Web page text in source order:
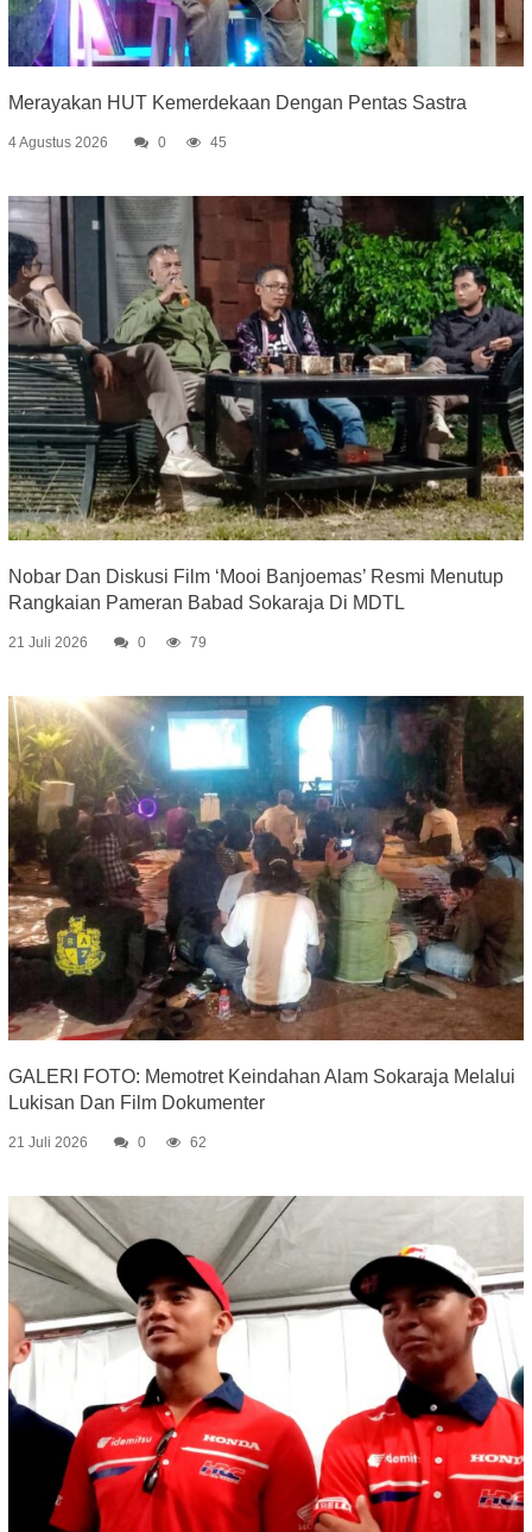
Merayakan HUT Kemerdekaan Dengan Pentas Sastra
4 Agustus 2026 0 45
Nobar Dan Diskusi Film ‘Mooi Banjoemas’ Resmi Menutup
Rangkaian Pameran Babad Sokaraja Di MDTL
21 Juli 2026 0 79
GALERI FOTO: Memotret Keindahan Alam Sokaraja Melalui
Lukisan Dan Film Dokumenter
21 Juli 2026 0 62